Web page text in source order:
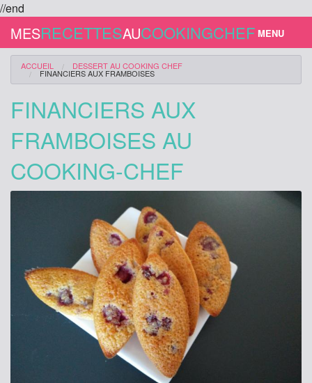
//end
MESRECETTESAUCOOKINGCHEF MENU
NOUVELLE RECETTE
ACCUEIL DESSERTAU COOKING CHEF
FINANCIERS AUX FRAMBOISES
FINANCIERS AUX
FRAMBOISES AU
COOKING-CHEF